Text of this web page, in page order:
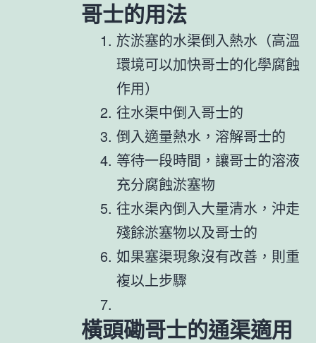
哥士的用法
於淤塞的水渠倒入熱水（高溫
環境可以加快哥士的化學腐蝕
作用）
往水渠中倒入哥士的
倒入適量熱水，溶解哥士的
等待一段時間，讓哥士的溶液
充分腐蝕淤塞物
往水渠內倒入大量清水，沖走
殘餘淤塞物以及哥士的
如果塞渠現象沒有改善，則重
複以上步驟
橫頭磡哥士的通渠適用